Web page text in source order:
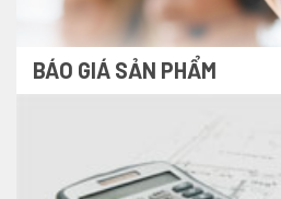
BÁO GIÁ SẢN PHẨM